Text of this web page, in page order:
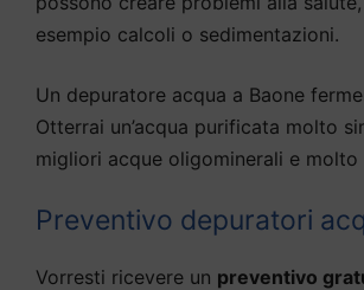
esempio calcoli o sedimentazioni.
Un depuratore acqua a Baone
Otterrai un’acqua purificata molto
migliori acque oligominerali e molto
Preventivo depuratori
Vorresti ricevere un preventivo